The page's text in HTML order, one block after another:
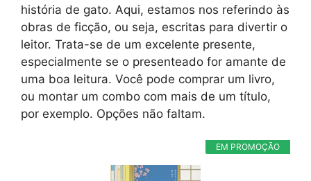
história de gato. Aqui, estamos nos referindo às
obras de ficção, ou seja, escritas para divertir o
leitor. Trata-se de um excelente presente,
especialmente se o presenteado for amante de
uma boa leitura. Você pode comprar um livro,
ou montar um combo com mais de um título,
por exemplo. Opções não faltam.
EM PROMOÇÃO